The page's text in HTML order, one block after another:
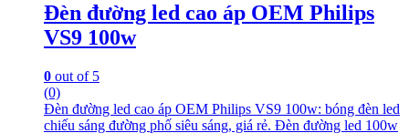
Đèn đường led cao áp OEM Philips
VS9 100w
0 out of 5
(0)
Đèn đường led cao áp OEM Philips VS9 100w: bóng đèn led
chiếu sáng đường phố siêu sáng, giá rẻ. Đèn đường led 100w